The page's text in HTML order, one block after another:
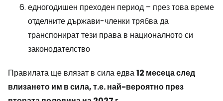
едногодишен преходен период – през това време
отделните държави-членки трябва да
транспонират тези права в националното си
законодателство
Правилата ще влязат в сила едва12 месеца след
влизането им в сила, т.е. най-вероятно през